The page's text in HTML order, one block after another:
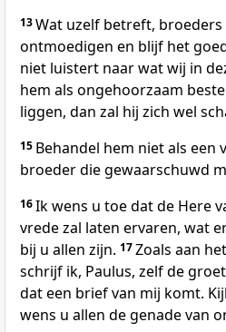
13Wat uzelf betreft,
ontmoedigen en blijf het
niet luistert naar wat wij in
hem als ongehoorzaam
liggen, dan zal hij zich wel
15 Behandel hem niet als een
broeder die gewaarschuwd
16Ik wens u toe dat de Here
vrede zal laten ervaren, wat
bij u allen zijn. 17Zoals aan
schrijf ik, Paulus, zelf de
dat een brief van mij komt.
wens u allen de genade van